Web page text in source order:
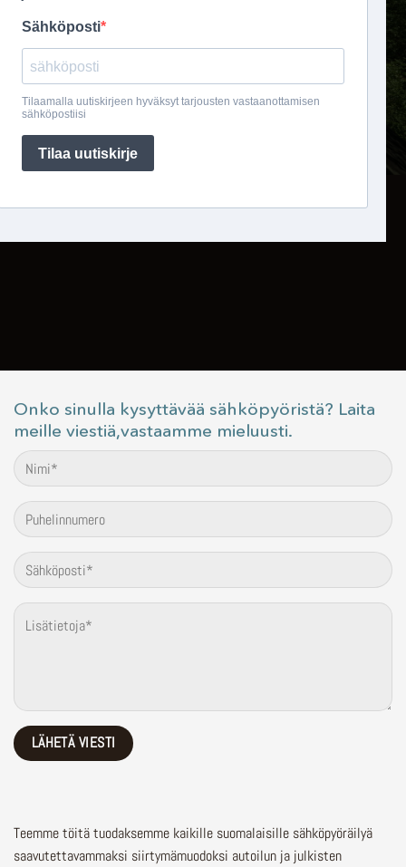
Onko sinulla kysyttävää sähköpyöristä? Laita
meille viestiä,vastaamme mieluusti.
Teemme töitä tuodaksemme kaikille suomalaisille sähköpyöräilyä
saavutettavammaksi siirtymämuodoksi autoilun ja julkisten